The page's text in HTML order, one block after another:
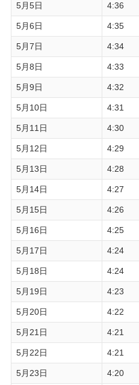
5月5日 4:36
5月6日 4:35
5月7日 4:34
5月8日 4:33
5月9日 4:32
5月10日 4:31
5月11日 4:30
5月12日 4:29
5月13日 4:28
5月14日 4:27
5月15日 4:26
5月16日 4:25
5月17日 4:24
5月18日 4:24
5月19日 4:23
5月20日 4:22
5月21日 4:21
5月22日 4:21
5月23日 4:20